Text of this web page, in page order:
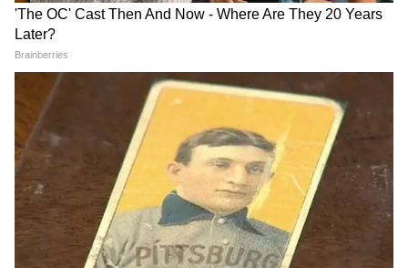
करना पड़ा, लेकिन तेजी से सामरिक तैनाती के माध्यम से
इसे तुरंत नियंत्रित करने में सफलता मिली।"
अब तक फैक्ट्री से किसी के हताहत होने या किसी नागरिक
के घायल होने की कोई तत्काल सूचना नहीं है। स्टोरेज
यूनिट्स में कोई दूसरी केमिकल आग न भड़के, यह
सुनिश्चित करने के लिए कूलिंग ऑपरेशन अभी भी जारी है।
आग के कारणों की जांच शुरू
National News (नेशनल न्यूज़) - Get latest India
News (राष्ट्रीय समाचार) and breaking Hindi News
headlines from India on Asianet News Hindi.